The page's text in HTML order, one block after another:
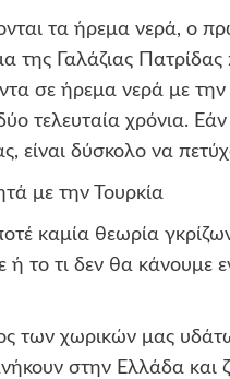
τα ήρεμα νερά, ο
της Γαλάζιας
σε ήρεμα νερά με την
τελευταία χρόνια.
είναι δύσκολο να
με την Τουρκία
καμία θεωρία
ή το τι δεν θα κάνουμε
των χωρικών μας
στην Ελλάδα